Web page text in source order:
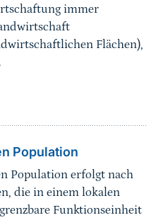
immer
Flächen),
Population
Population erfolgt nach
die in einem lokalen
Funktionseinheit